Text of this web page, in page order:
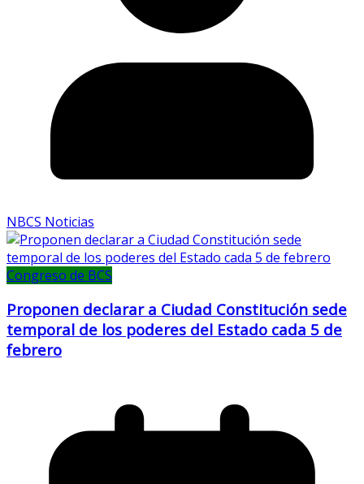
NBCS Noticias
Congreso de BCS
Proponen declarar a Ciudad Constitución sede
temporal de los poderes del Estado cada 5 de
febrero